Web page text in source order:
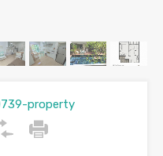
property